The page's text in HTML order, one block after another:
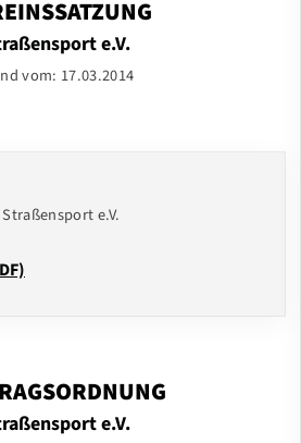
e.V.
vom: 17.03.2014
e.V.
e.V.